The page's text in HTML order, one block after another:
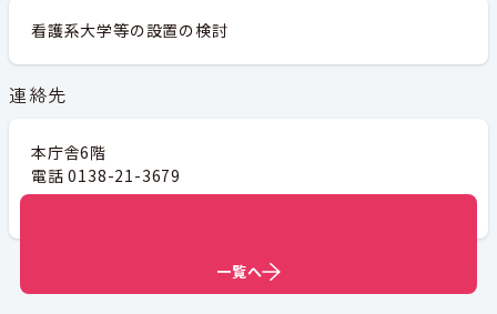
看護系大学等の設置の検討
連絡先
本庁舎6階
電話 0138-21-3679
メールアドレス kango@city.hakodate.hokkaido.jp
一覧へ
一覧へ